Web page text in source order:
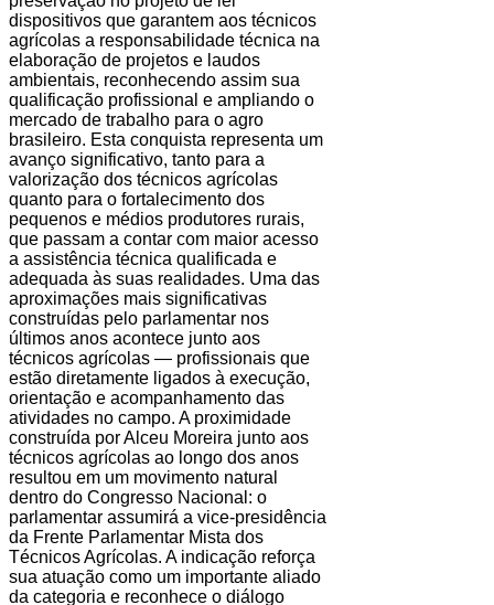
dispositivos que garantem aos técnicos
agrícolas a responsabilidade técnica na
elaboração de projetos e laudos
ambientais, reconhecendo assim sua
qualificação profissional e ampliando o
mercado de trabalho para o agro
brasileiro. Esta conquista representa um
avanço significativo, tanto para a
valorização dos técnicos agrícolas
quanto para o fortalecimento dos
pequenos e médios produtores rurais,
que passam a contar com maior acesso
a assistência técnica qualificada e
adequada às suas realidades. Uma das
aproximações mais significativas
construídas pelo parlamentar nos
últimos anos acontece junto aos
técnicos agrícolas — profissionais que
estão diretamente ligados à execução,
orientação e acompanhamento das
atividades no campo. A proximidade
construída por Alceu Moreira junto aos
técnicos agrícolas ao longo dos anos
resultou em um movimento natural
dentro do Congresso Nacional: o
parlamentar assumirá a vice-presidência
da Frente Parlamentar Mista dos
Técnicos Agrícolas. A indicação reforça
sua atuação como um importante aliado
da categoria e reconhece o diálogo